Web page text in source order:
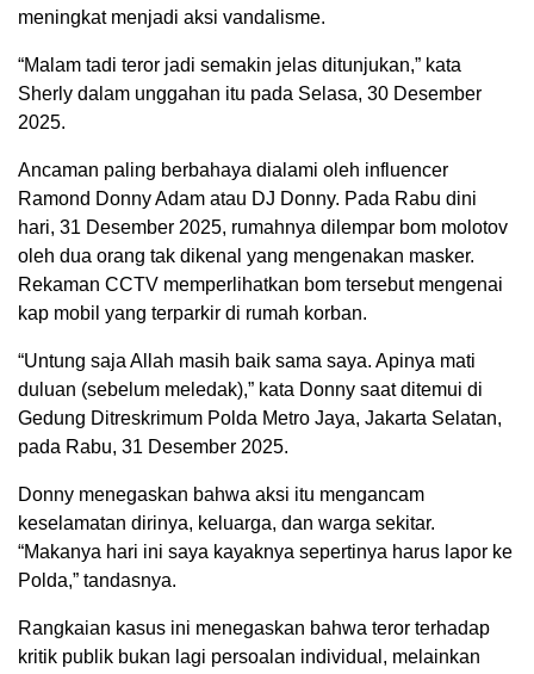
meningkat menjadi aksi vandalisme.
“Malam tadi teror jadi semakin jelas ditunjukan,” kata
Sherly dalam unggahan itu pada Selasa, 30 Desember
2025.
Ancaman paling berbahaya dialami oleh influencer
Ramond Donny Adam atau DJ Donny. Pada Rabu dini
hari, 31 Desember 2025, rumahnya dilempar bom molotov
oleh dua orang tak dikenal yang mengenakan masker.
Rekaman CCTV memperlihatkan bom tersebut mengenai
kap mobil yang terparkir di rumah korban.
“Untung saja Allah masih baik sama saya. Apinya mati
duluan (sebelum meledak),” kata Donny saat ditemui di
Gedung Ditreskrimum Polda Metro Jaya, Jakarta Selatan,
pada Rabu, 31 Desember 2025.
Donny menegaskan bahwa aksi itu mengancam
keselamatan dirinya, keluarga, dan warga sekitar.
“Makanya hari ini saya kayaknya sepertinya harus lapor ke
Polda,” tandasnya.
Rangkaian kasus ini menegaskan bahwa teror terhadap
kritik publik bukan lagi persoalan individual, melainkan